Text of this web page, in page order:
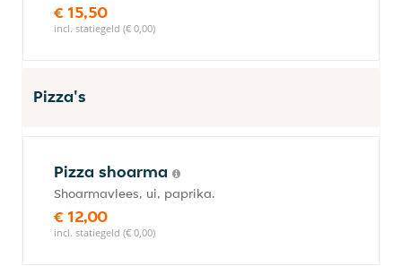
€ 15,50
incl. statiegeld (€ 0,00)
Pizza's
Pizza shoarma
Shoarmavlees, ui, paprika.
€ 12,00
incl. statiegeld (€ 0,00)